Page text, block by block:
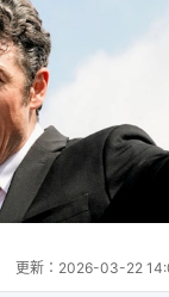
更新： 2026-03-22